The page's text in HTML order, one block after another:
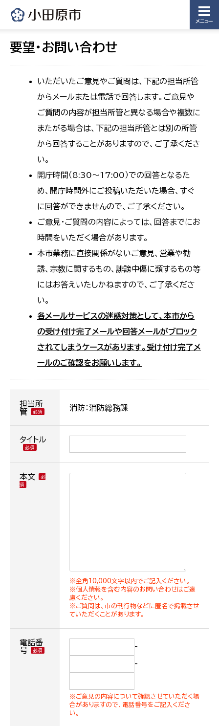
メニュー
要望・お問い合わせ
いただいたご意見やご質問は、下記の担当所管
からメールまたは電話で回答します。ご意見や
ご質問の内容が担当所管と異なる場合や複数に
またがる場合は、下記の担当所管とは別の所管
から回答することがありますので、ご了承くださ
い。
開庁時間（8:30〜17:00）での回答となるた
め、開庁時間外にご投稿いただいた場合、すぐ
に回答ができませんので、ご了承ください。
ご意見・ご質問の内容によっては、回答までにお
時間をいただく場合があります。
本市業務に直接関係がないご意見、営業や勧
誘、宗教に関するもの、誹謗中傷に類するもの等
にはお答えいたしかねますので、ご了承くださ
い。
各メールサービスの迷惑対策として、本市から
の受け付け完了メールや回答メールがブロック
されてしまうケースがあります。受け付け完了メ
ールのご確認をお願いします。
担当所
管
消防：消防総務課
タイトル
本文
※全角10,000文字以内でご記入ください。
※個人情報を含む内容のお問い合わせはご遠
慮ください。
※ご質問は、市の刊行物などに匿名で掲載させ
ていただくことがあります。
電話番
号
-
-
※ご意見の内容について確認させていただく場
合がありますので、電話番号をご記入くださ
い。